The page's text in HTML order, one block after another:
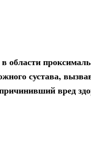
сустава,
вред